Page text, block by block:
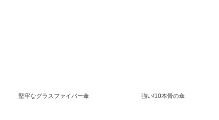
堅牢なグラスファイバー傘 強い!10本骨の傘